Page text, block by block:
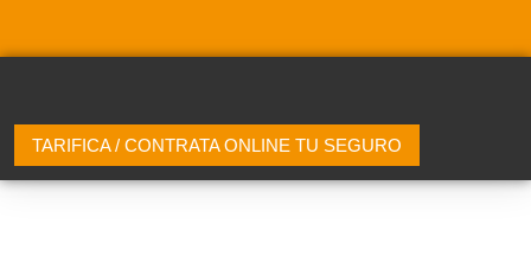
TARIFICA / CONTRATA ONLINE TU SEGURO